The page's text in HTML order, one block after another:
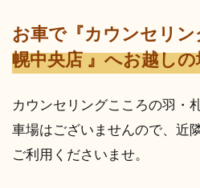
お車で『カウンセリ
幌中央店 』へお越しの
カウンセリングこころの羽・
車場はございませんので、近
ご利用くださいませ。